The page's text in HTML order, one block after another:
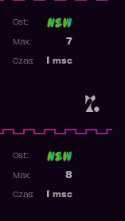
7.
Ost:
7
Max:
msc
Czas:
Ost:
8
Max:
msc
Czas: